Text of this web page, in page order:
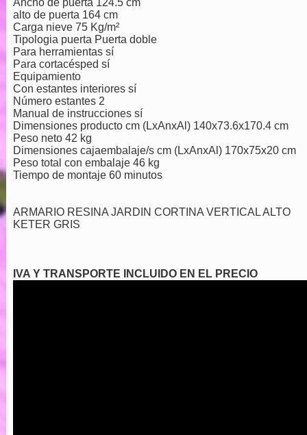
alto de puerta 164 cm
Carga nieve 75 Kg/m²
Tipologia puerta Puerta doble
Para herramientas sí
Para cortacésped sí
Equipamiento
Con estantes interiores sí
Número estantes 2
Manual de instrucciones sí
Dimensiones producto cm (LxAnxAl) 140x73.6x170.4 cm
Peso neto 42 kg
Dimensiones cajaembalaje/s cm (LxAnxAl) 170x75x20 cm
Peso total con embalaje 46 kg
Tiempo de montaje 60 minutos
ARMARIO RESINA JARDIN CORTINA VERTICAL ALTO
KETER GRIS
IVA Y TRANSPORTE INCLUIDO EN EL PRECIO